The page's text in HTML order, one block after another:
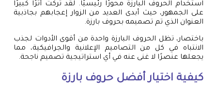
استخدام الحروف البارزة محورًا رئيسيًا. لقد تركت أثرًا كبيرًا
على الجمهور، حيث أبدى العديد من الزوار إعجابهم بجاذبية
العنوان الذي تم تصميمه بحروف بارزة.
باختصار، تظل الحروف البارزة واحدة من أقوى الأدوات لجذب
الانتباه في كل من التصاميم الإعلانية والجرافيكية، مما
يجعلها عنصرًا لا غنى عنه في أي استراتيجية تصميم ناجحة.
كيفية اختيار أفضل حروف بارزة